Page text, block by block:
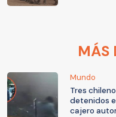
MÁS
Mundo
Tres
detenidos
cajero